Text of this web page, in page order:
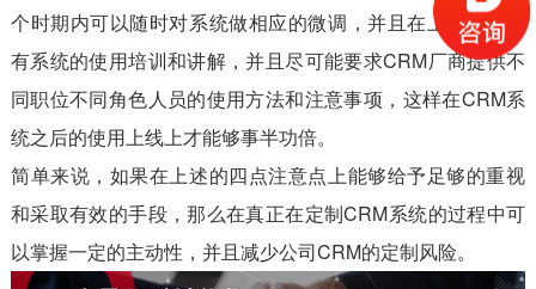
个时期内可以随时对系统做相应的微调，并且在上线之前会
有系统的使用培训和讲解，并且尽可能要求CRM厂商提供不
同职位不同角色人员的使用方法和注意事项，这样在CRM系
统之后的使用上线上才能够事半功倍。
简单来说，如果在上述的四点注意点上能够给予足够的重视
和采取有效的手段，那么在真正在定制CRM系统的过程中可
以掌握一定的主动性，并且减少公司CRM的定制风险。